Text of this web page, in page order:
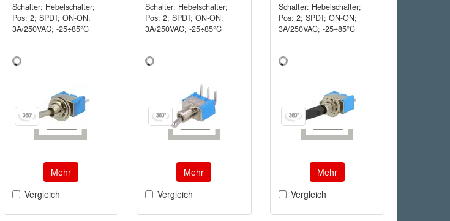
Schalter: Hebelschalter;
Pos: 2; SPDT; ON-ON;
3A/250VAC; -25÷85°C
Mehr
Vergleich
Schalter: Hebelschalter;
Pos: 2; SPDT; ON-ON;
3A/250VAC; -25÷85°C
Mehr
Vergleich
Schalter: Hebelschalter;
Pos: 2; SPDT; ON-ON;
3A/250VAC; -25÷85°C
Mehr
Vergleich